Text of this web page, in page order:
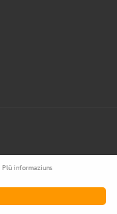
Plü informaziuns
Condiziuns y Privacy